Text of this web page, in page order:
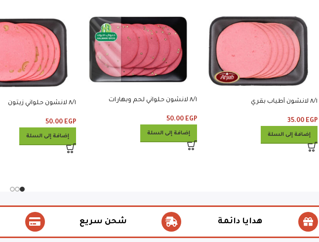
٨/١ لانشون أطياب بقري
35.00 EGP
إضافة إلى السلة
٨/١ لانشون حلواني لحم وبهارات
50.00 EGP
إضافة إلى السلة
٨/١ لانشون حلواني زيتون
50.00 EGP
إضافة إلى السلة
هدايا دائمة شحن سريع